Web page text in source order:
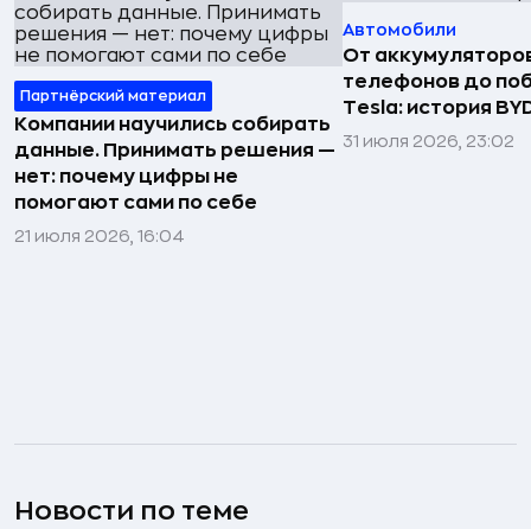
Партнёрский материал
Компании научились собирать
данные. Принимать решения —
нет: почему цифры не
помогают сами по себе
21 июля 2026, 16:04
Автомобили
От
телефонов до
Tesla: история
31 июля 2026, 23:02
Новости по теме